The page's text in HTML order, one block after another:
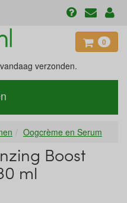
0
verzonden.
Oogcrème en Serum
Boost
ml